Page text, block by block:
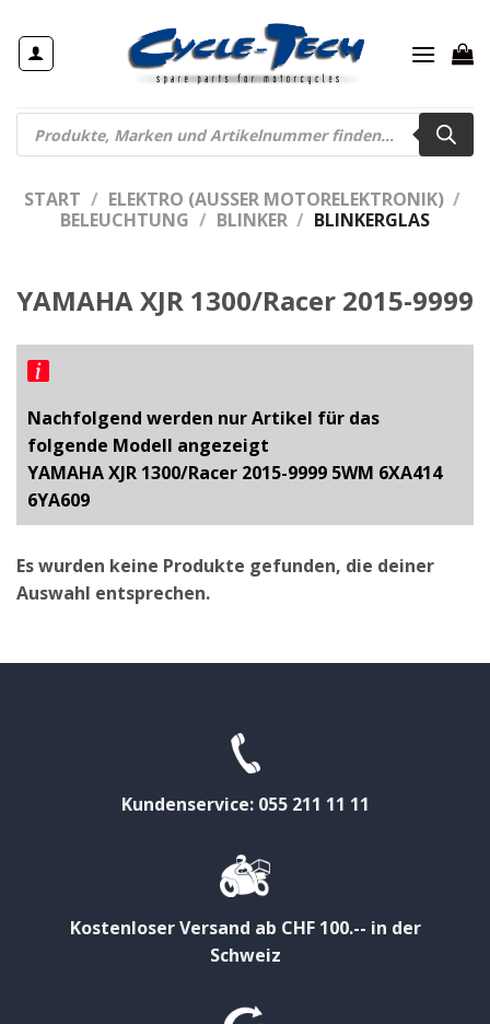
Inhalt
springen
Products
search
START / ELEKTRO (AUSSER MOTORELEKTRONIK) /
BELEUCHTUNG / BLINKER / BLINKERGLAS
YAMAHA XJR 1300/Racer 2015-9999
Nachfolgend werden nur Artikel für das
folgende Modell angezeigt
YAMAHA XJR 1300/Racer 2015-9999 5WM 6XA414
6YA609
Es wurden keine Produkte gefunden, die deiner
Auswahl entsprechen.
Kundenservice: 055 211 11 11
Kostenloser Versand ab CHF 100.-- in der
Schweiz